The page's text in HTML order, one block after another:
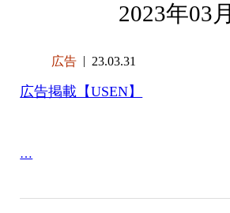
2023年03月
広告 23.03.31
広告掲載【USEN】
…